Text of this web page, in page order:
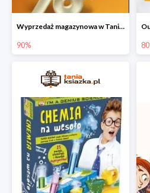
Wyprzedaż magazynowa w Taniej Książce do -90%
90%